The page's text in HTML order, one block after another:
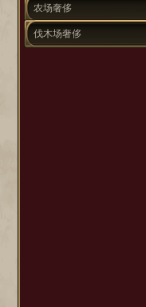
农场奢侈
伐木场奢侈